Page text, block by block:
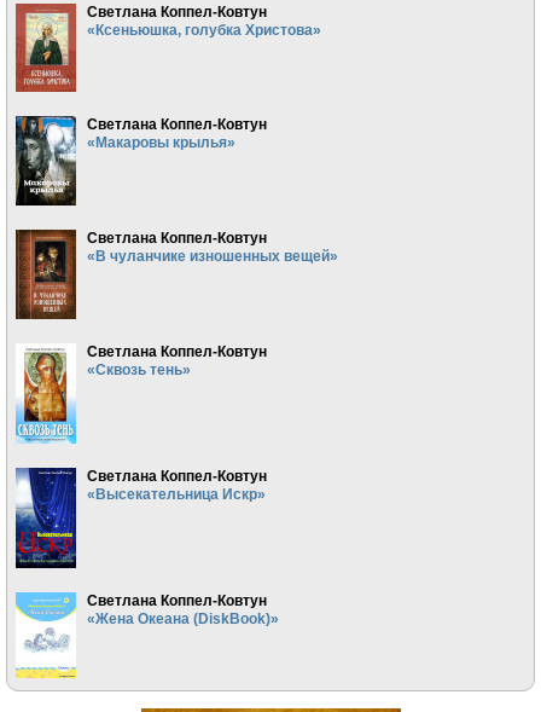
Светлана Коппел-Ковтун
«Ксеньюшка, голубка Христова»
Светлана Коппел-Ковтун
«Макаровы крылья»
Светлана Коппел-Ковтун
«В чуланчике изношенных вещей»
Светлана Коппел-Ковтун
«Сквозь тень»
Светлана Коппел-Ковтун
«Высекательница Искр»
Светлана Коппел-Ковтун
«Жена Океана (DiskBook)»